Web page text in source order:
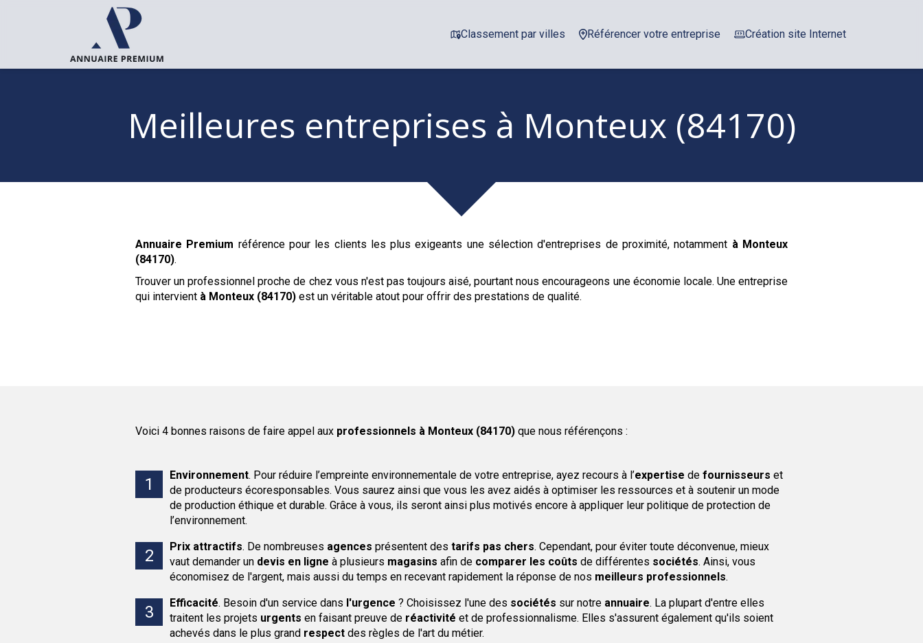
Classement par villes Référencer votre entreprise Création site Internet
Meilleures entreprises à Monteux (84170)
Annuaire Premium référence pour les clients les plus exigeants une sélection d'entreprises de proximité, notamment à Monteux
(84170).
Trouver un professionnel proche de chez vous n'est pas toujours aisé, pourtant nous encourageons une économie locale. Une entreprise
qui intervient à Monteux (84170) est un véritable atout pour offrir des prestations de qualité.
Voici 4 bonnes raisons de faire appel aux professionnels à Monteux (84170) que nous référençons :
Environnement. Pour réduire l’empreinte environnementale de votre entreprise, ayez recours à l’expertise defournisseurs et
de producteurs écoresponsables. Vous saurez ainsi que vous les avez aidés à optimiser les ressources et à soutenir un mode
de production éthique et durable. Grâce à vous, ils seront ainsi plus motivés encore à appliquer leur politique de protection de
l’environnement.
Prix attractifs. De nombreuses agences présentent destarifs pas chers. Cependant, pour éviter toute déconvenue, mieux
vaut demander un devis en ligne à plusieurs magasins afin de comparer les coûts de différentes sociétés. Ainsi, vous
économisez de l'argent, mais aussi du temps en recevant rapidement la réponse de nos meilleurs professionnels.
Efficacité. Besoin d'un service dans l'urgence ? Choisissez l'une des sociétés sur notre annuaire. La plupart d'entre elles
traitent les projets urgents en faisant preuve de réactivité et de professionnalisme. Elles s'assurent également qu'ils soient
achevés dans le plus grand respect des règles de l'art du métier.